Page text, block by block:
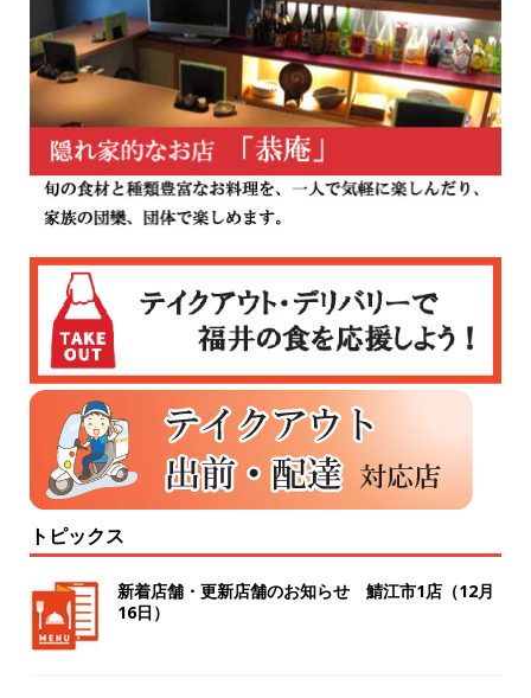
トピックス
新着店舗・更新店舗のお知らせ 鯖江市1店（12月
16日）